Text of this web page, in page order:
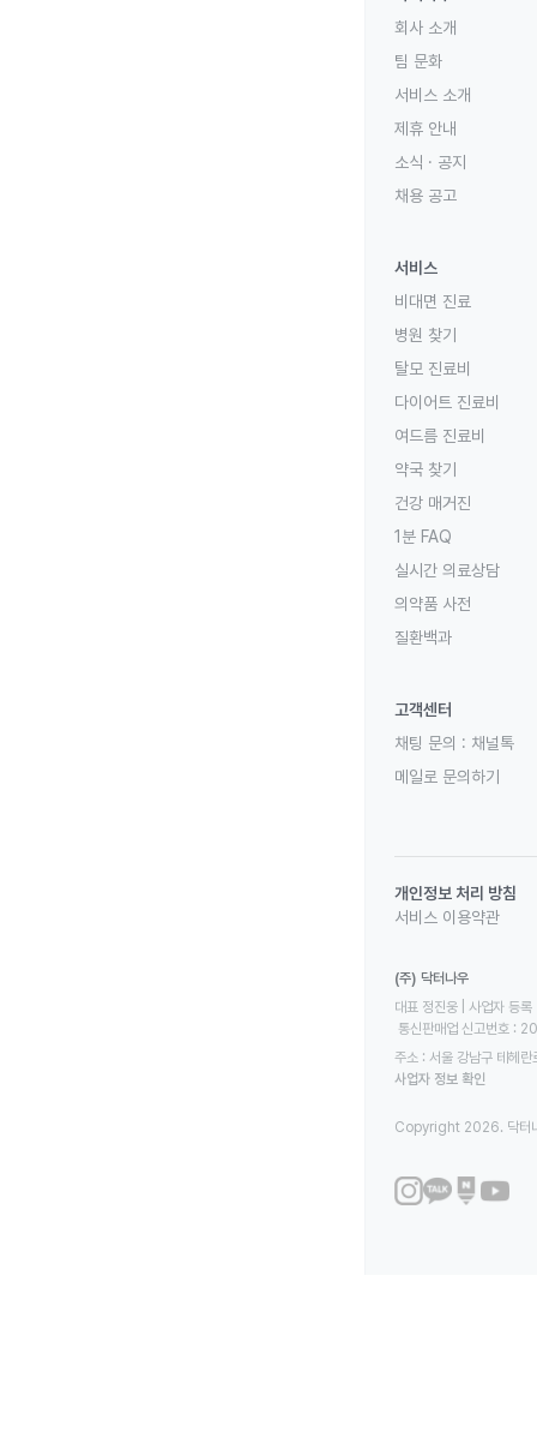
회사 소개
팀 문화
서비스 소개
제휴 안내
소식 · 공지
채용 공고
서비스
비대면 진료
병원 찾기
탈모 진료비
다이어트 진료비
여드름 진료비
약국 찾기
건강 매거진
1분 FAQ
실시간 의료상담
의약품 사전
질환백과
고객센터
채팅 문의 : 채널톡
메일로 문의하기
개인정보 처리 방침
서비스 이용약관
(주) 닥터나우
대표 정진웅 | 사업자
통신판매업 신고번호
주소 : 서울 강남구 테헤
사업자 정보 확인
Copyright 2026. 닥터